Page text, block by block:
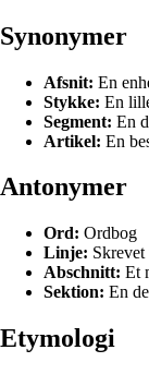
Synonymer
Afsnit: En
Stykke: En
Segment: En
Artikel: En
Antonymer
Ord: Ordbog
Linje: Skrevet
Abschnitt: Et
Sektion: En
Etymologi